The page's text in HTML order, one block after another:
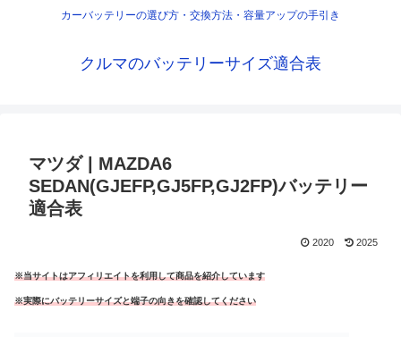
カーバッテリーの選び方・交換方法・容量アップの手引き
クルマのバッテリーサイズ適合表
マツダ | MAZDA6
SEDAN(GJEFP,GJ5FP,GJ2FP)バッテリー
適合表
2020 2025
※当サイトはアフィリエイトを利用して商品を紹介しています
※実際にバッテリーサイズと端子の向きを確認してください